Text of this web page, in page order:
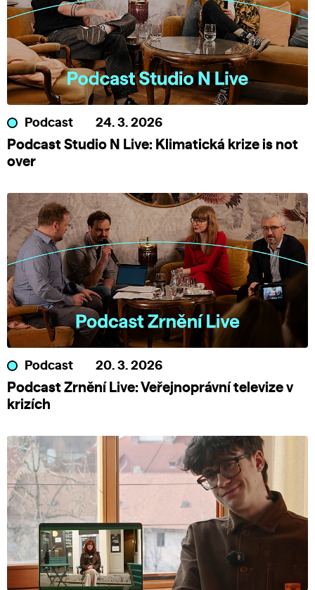
Podcast 24. 3. 2026
Podcast Studio N Live: Klimatická krize is not
over
Podcast 20. 3. 2026
Podcast Zrnění Live: Veřejnoprávní televize v
krizích